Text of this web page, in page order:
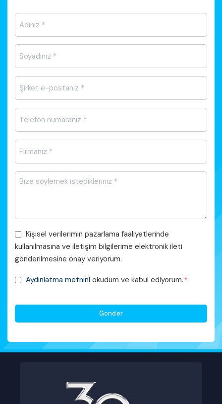
Ad-
Soyad
posta
*
*
Mesajı
Pazarlama
Faaliyetleri
Onayı
Kişisel verilerimin pazarlama faaliyetlerinde
kullanılmasına ve iletişim bilgilerime elektronik ileti
gönderilmesine onay veriyorum.
KVKKAydınlatma metnini okudum ve kabul ediyorum. *